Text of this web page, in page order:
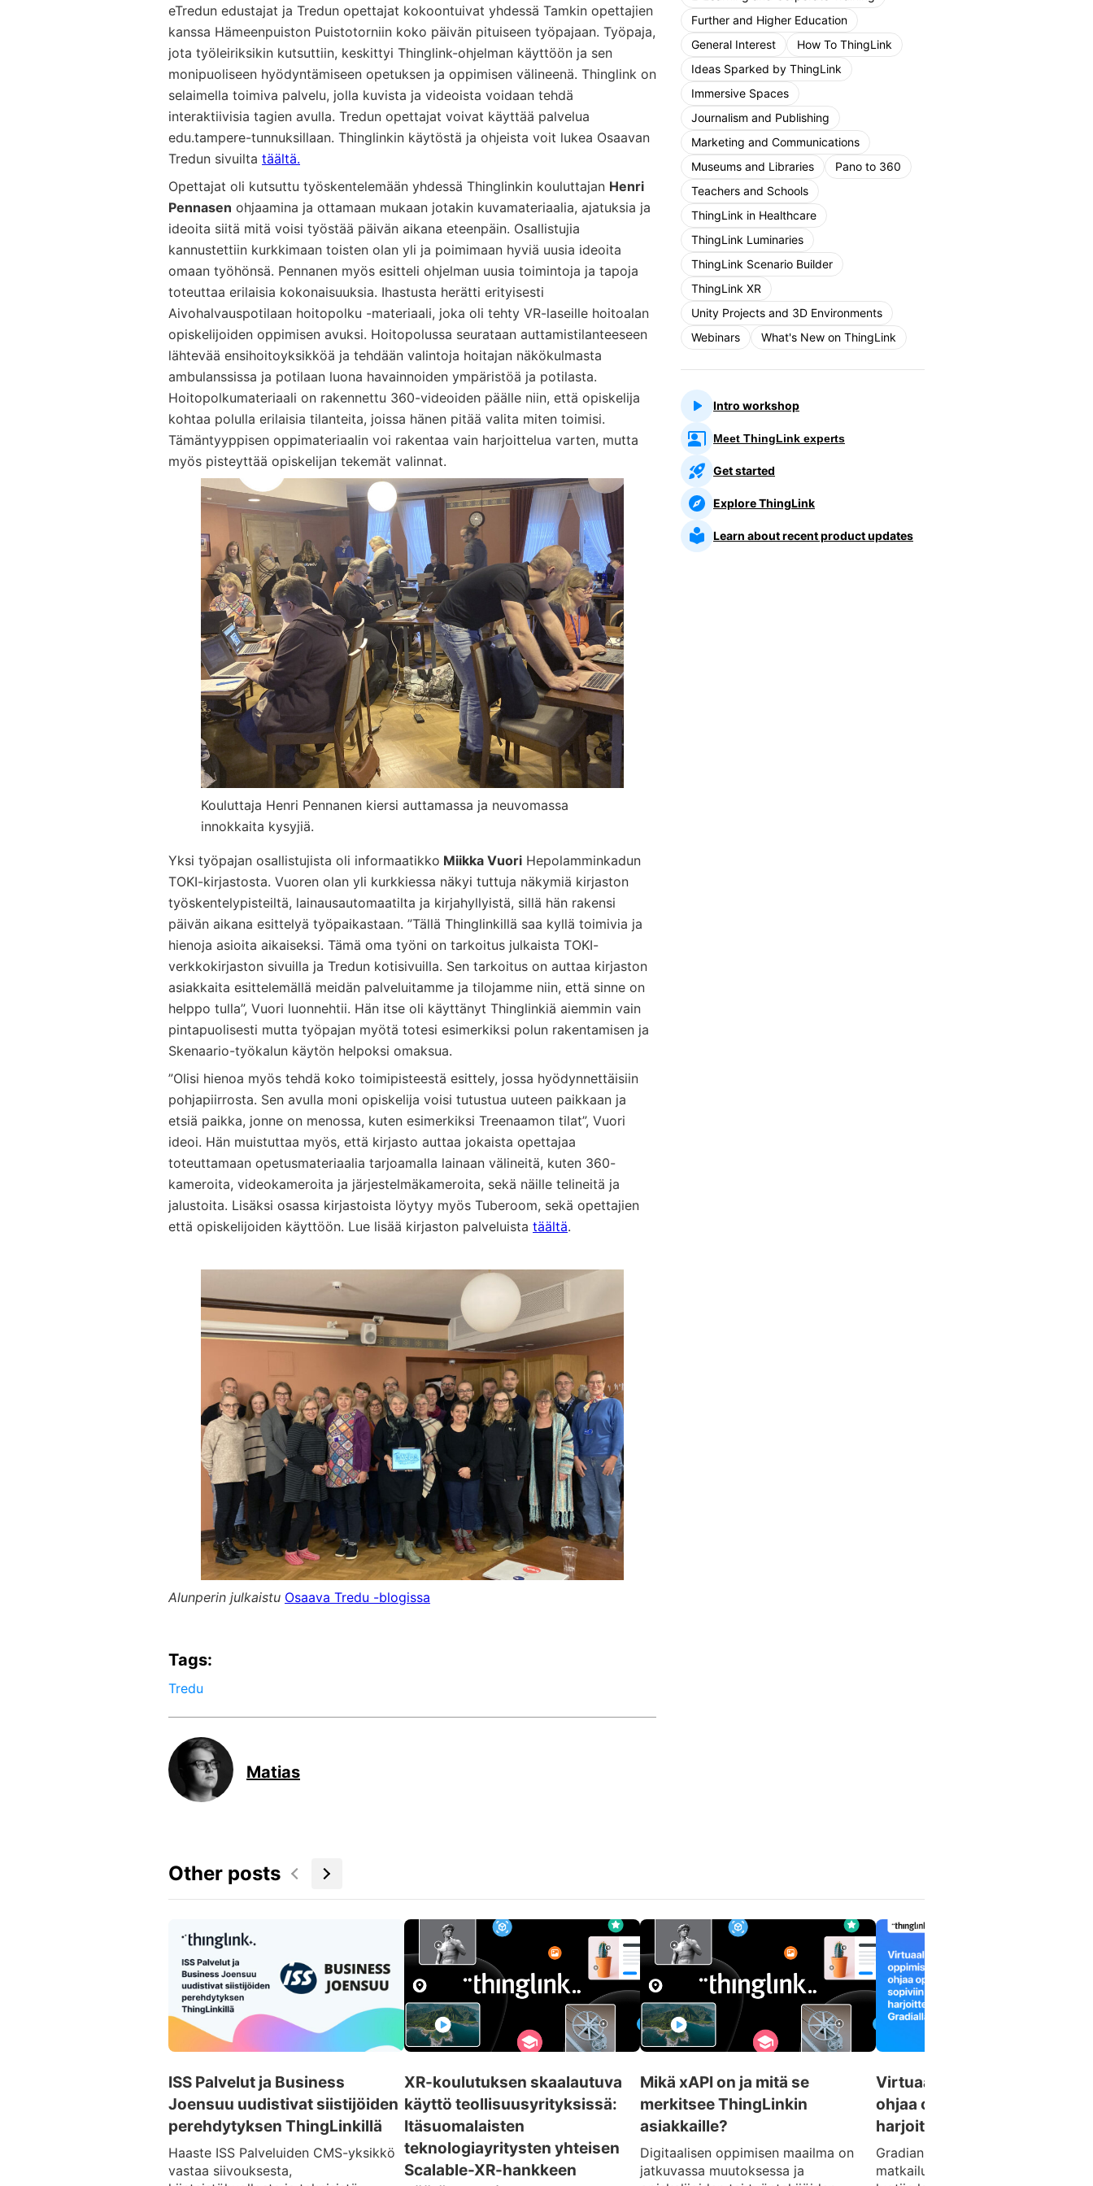
Certified Trainers Program
eTredun edustajat ja Tredun opettajat kokoontuivat yhdessä Tamkin opettajien
kanssa Hämeenpuiston Puistotorniin koko päivän pituiseen työpajaan. Työpaja,
jota työleiriksikin kutsuttiin, keskittyi Thinglink-ohjelman käyttöön ja sen
monipuoliseen hyödyntämiseen opetuksen ja oppimisen välineenä. Thinglink on
selaimella toimiva palvelu, jolla kuvista ja videoista voidaan tehdä
interaktiivisia tagien avulla. Tredun opettajat voivat käyttää palvelua
edu.tampere-tunnuksillaan. Thinglinkin käytöstä ja ohjeista voit lukea Osaavan
Tredun sivuilta täältä.
Opettajat oli kutsuttu työskentelemään yhdessä Thinglinkin kouluttajan Henri
Pennasen ohjaamina ja ottamaan mukaan jotakin kuvamateriaalia, ajatuksia ja
ideoita siitä mitä voisi työstää päivän aikana eteenpäin. Osallistujia
kannustettiin kurkkimaan toisten olan yli ja poimimaan hyviä uusia ideoita
omaan työhönsä. Pennanen myös esitteli ohjelman uusia toimintoja ja tapoja
toteuttaa erilaisia kokonaisuuksia. Ihastusta herätti erityisesti
Aivohalvauspotilaan hoitopolku -materiaali, joka oli tehty VR-laseille hoitoalan
opiskelijoiden oppimisen avuksi. Hoitopolussa seurataan auttamistilanteeseen
lähtevää ensihoitoyksikköä ja tehdään valintoja hoitajan näkökulmasta
ambulanssissa ja potilaan luona havainnoiden ympäristöä ja potilasta.
Hoitopolkumateriaali on rakennettu 360-videoiden päälle niin, että opiskelija
kohtaa polulla erilaisia tilanteita, joissa hänen pitää valita miten toimisi.
Tämäntyyppisen oppimateriaalin voi rakentaa vain harjoittelua varten, mutta
myös pisteyttää opiskelijan tekemät valinnat.
Kouluttaja Henri Pennanen kiersi auttamassa ja neuvomassa
innokkaita kysyjiä.
Yksi työpajan osallistujista oli informaatikko Miikka Vuori Hepolamminkadun
TOKI-kirjastosta. Vuoren olan yli kurkkiessa näkyi tuttuja näkymiä kirjaston
työskentelypisteiltä, lainausautomaatilta ja kirjahyllyistä, sillä hän rakensi
päivän aikana esittelyä työpaikastaan. ”Tällä Thinglinkillä saa kyllä toimivia ja
hienoja asioita aikaiseksi. Tämä oma työni on tarkoitus julkaista TOKI-
verkkokirjaston sivuilla ja Tredun kotisivuilla. Sen tarkoitus on auttaa kirjaston
asiakkaita esittelemällä meidän palveluitamme ja tilojamme niin, että sinne on
helppo tulla”, Vuori luonnehtii. Hän itse oli käyttänyt Thinglinkiä aiemmin vain
pintapuolisesti mutta työpajan myötä totesi esimerkiksi polun rakentamisen ja
Skenaario-työkalun käytön helpoksi omaksua.
”Olisi hienoa myös tehdä koko toimipisteestä esittely, jossa hyödynnettäisiin
pohjapiirrosta. Sen avulla moni opiskelija voisi tutustua uuteen paikkaan ja
etsiä paikka, jonne on menossa, kuten esimerkiksi Treenaamon tilat”, Vuori
ideoi. Hän muistuttaa myös, että kirjasto auttaa jokaista opettajaa
toteuttamaan opetusmateriaalia tarjoamalla lainaan välineitä, kuten 360-
kameroita, videokameroita ja järjestelmäkameroita, sekä näille telineitä ja
jalustoita. Lisäksi osassa kirjastoista löytyy myös Tuberoom, sekä opettajien
että opiskelijoiden käyttöön. Lue lisää kirjaston palveluista täältä.
Alunperin julkaistu Osaava Tredu -blogissa
Further and Higher Education
General Interest
How To ThingLink
Ideas Sparked by ThingLink
Immersive Spaces
Journalism and Publishing
Marketing and Communications
Museums and Libraries
Pano to 360
Teachers and Schools
ThingLink in Healthcare
ThingLink Luminaries
ThingLink Scenario Builder
ThingLink XR
Unity Projects and 3D Environments
Webinars
What's New on ThingLink
Intro workshop
Meet ThingLink experts
Get started
Explore ThingLink
Learn about recent product updates
Tags:
Tredu
Matias
Other posts
ISS Palvelut ja Business
Joensuu uudistivat siistijöiden
perehdytyksen ThingLinkillä
Haaste ISS Palveluiden CMS-yksikkö
vastaa siivouksesta,
XR-koulutuksen skaalautuva
käyttö teollisuusyrityksissä:
Itäsuomalaisten
teknologiayritysten yhteisen
Scalable-XR-hankkeen
Mikä xAPI on ja mitä se
merkitsee ThingLinkin
asiakkaille?
Digitaalisen oppimisen maailma on
jatkuvassa muutoksessa ja
Virtuaalinen
ohjaa opiskelijat sopiviin
harjoittelupaikkoihin
Gradian Konkretiaa kestävään
matkailuun(KoKeMa) -hankkeessa